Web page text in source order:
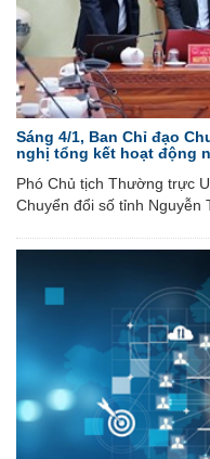
Sáng 4/1, Ban Chỉ đạo
nghị tổng kết hoạt động
Phó Chủ tịch Thường trực
Chuyển đổi số tỉnh Nguyễn